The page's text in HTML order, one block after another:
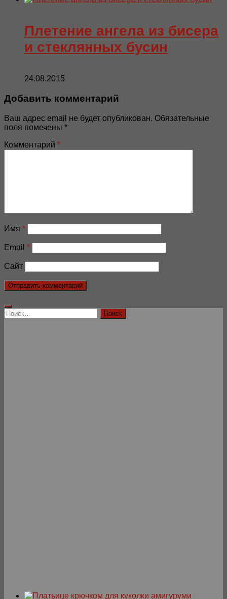
Плетение ангела из бисера
и стеклянных бусин
24.08.2015
Добавить комментарий
Ваш адрес email не будет опубликован. Обязательные
поля помечены *
Комментарий *
Имя *
Email *
Сайт
Найти: